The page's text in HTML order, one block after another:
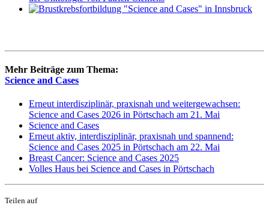
Mehr Beiträge zum Thema:
Science and Cases
Erneut interdisziplinär, praxisnah und weitergewachsen:
Science and Cases 2026 in Pörtschach am 21. Mai
Science and Cases
Erneut aktiv, interdisziplinär, praxisnah und spannend:
Science and Cases 2025 in Pörtschach am 22. Mai
Breast Cancer: Science and Cases 2025
Volles Haus bei Science and Cases in Pörtschach
Teilen auf